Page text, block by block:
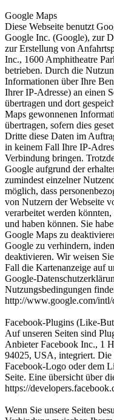
Google Maps
Diese Webseite benutzt
Google Inc. (Google), zur
zur Erstellung von
Inc., 1600 Amphitheatre
betrieben. Durch die
Informationen über Ihre
Ihrer IP-Adresse) an einen
übertragen und dort
Maps gewonnenen
übertragen, sofern dies
Dritte diese Daten im
in keinem Fall Ihre IP-
Verbindung bringen.
Google aufgrund der
zumindest einzelner
möglich, dass
von Nutzern der Webseite
verarbeitet werden
und haben können. Sie
Google Maps zu
Google zu verhindern,
deaktivieren. Wir weisen
Fall die Kartenanzeige auf
Google-
Nutzungsbedingungen
http://www.google.com/intl/
Facebook-Plugins (Like-
Auf unseren Seiten sind
Anbieter Facebook Inc., 1
94025, USA, integriert. Die
Facebook-Logo oder dem
Seite. Eine übersicht über
https://
Wenn Sie unsere Seiten